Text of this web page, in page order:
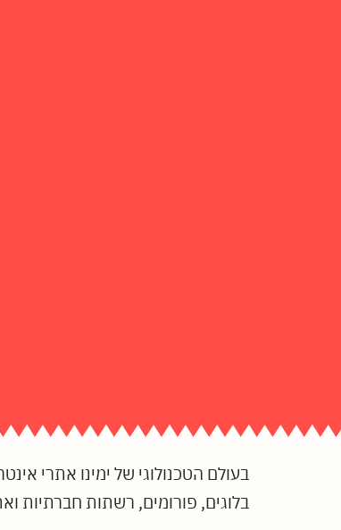
בעולם הטכנולוגי של ימינו אתרי
בלוגים, פורומים, רשתות חברתיות